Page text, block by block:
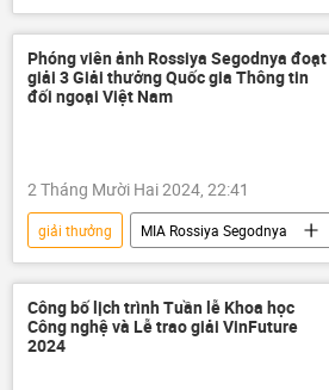
Bộ Quốc phòng Việt Nam
vụ nổ
Bộ Lao động - Thương binh và Xã hội
quân nhân
Quân sự Xã hội
Phóng viên ảnh Rossiya Segodnya đoạt
giải 3 Giải thưởng Quốc gia Thông tin
đối ngoại Việt Nam
2 Tháng Mười Hai 2024, 22:41
giải thưởng
MIA Rossiya Segodnya
Việt Nam
Hợp tác Nga-Việt
Thế giới
Hà Nội Văn hóa
Công bố lịch trình Tuần lễ Khoa học
Công nghệ và Lễ trao giải VinFuture
2024